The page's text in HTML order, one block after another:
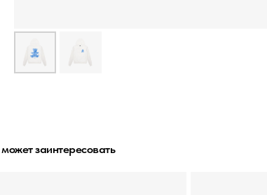
заинтересовать